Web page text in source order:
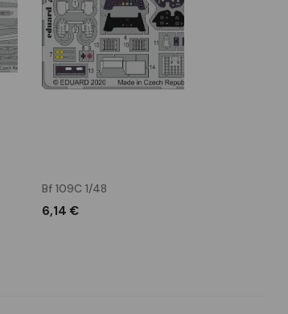
Bf 109C 1/48
6,14 €